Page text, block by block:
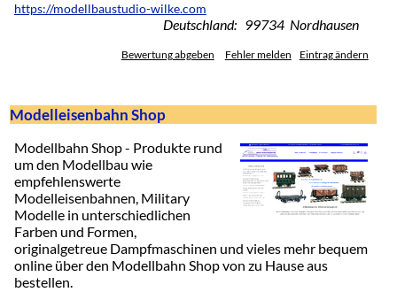
https://modellbaustudio-wilke.com
Deutschland: 99734 Nordhausen
Bewertung abgeben Fehler melden Eintrag ändern
Modelleisenbahn Shop
Modellbahn Shop - Produkte rund
um den Modellbau wie
empfehlenswerte
Modelleisenbahnen, Military
Modelle in unterschiedlichen
Farben und Formen,
originalgetreue Dampfmaschinen und vieles mehr bequem
online über den Modellbahn Shop von zu Hause aus
bestellen.